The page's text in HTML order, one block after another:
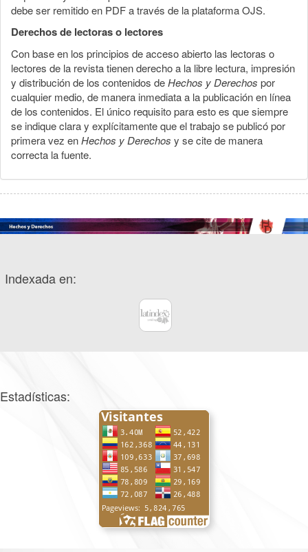
debe ser remitido en PDF a través de la plataforma OJS.
Derechos de lectoras o lectores
Con base en los principios de acceso abierto las lectoras o
lectores de la revista tienen derecho a la libre lectura, impresión
y distribución de los contenidos deHechos y Derechos por
cualquier medio, de manera inmediata a la publicación en línea
de los contenidos. El único requisito para esto es que siempre
se indique clara y explícitamente que el trabajo se publicó por
primera vez enHechos y Derechos y se cite de manera
correcta la fuente.
Indexada en:
Estadísticas: